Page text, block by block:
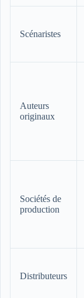
Scénaristes
Auteurs
originaux
Sociétés de
production
Distributeurs